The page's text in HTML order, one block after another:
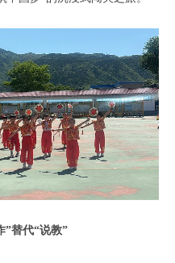
”替代“说教”